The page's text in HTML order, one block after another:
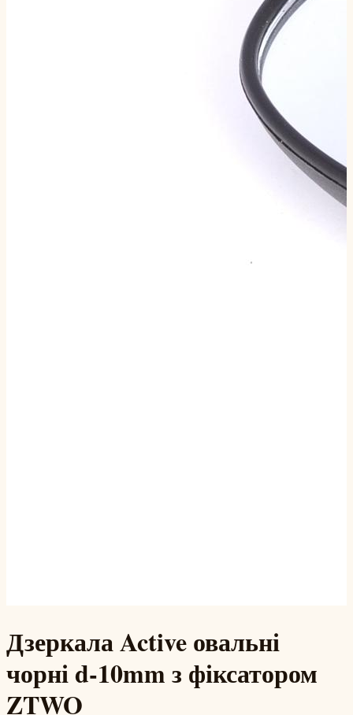
Дзеркала Active овальні
чорні d-10mm з фіксатором
ZTWO